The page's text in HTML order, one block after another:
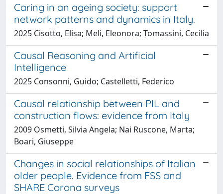
Caring in an ageing society: support
network patterns and dynamics in Italy.
2025 Cisotto, Elisa; Meli, Eleonora; Tomassini, Cecilia
Causal Reasoning and Artificial
Intelligence
2025 Consonni, Guido; Castelletti, Federico
Causal relationship between PIL and
construction flows: evidence from Italy
2009 Osmetti, Silvia Angela; Nai Ruscone, Marta;
Boari, Giuseppe
Changes in social relationships of Italian
older people. Evidence from FSS and
SHARE Corona surveys